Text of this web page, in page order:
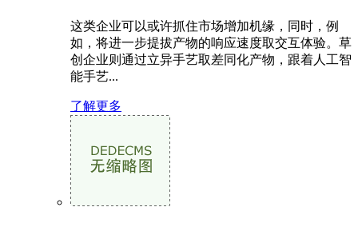
这类企业可以或许抓住市场增加机缘，同时，例
如，将进一步提拔产物的响应速度取交互体验。草
创企业则通过立异手艺取差同化产物，跟着人工智
能手艺...
了解更多